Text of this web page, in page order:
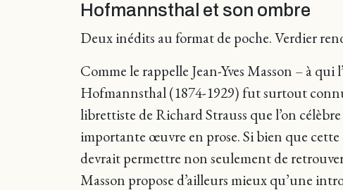
Hofmannsthal et son ombre
Deux inédits au format de poche. Verdier
Comme le rappelle Jean-Yves Masson – à
Hofmannsthal (1874-1929) fut surtout
librettiste de Richard Strauss que l’on
importante œuvre en prose. Si bien que
devrait permettre non seulement de
Masson propose d’ailleurs mieux qu’une